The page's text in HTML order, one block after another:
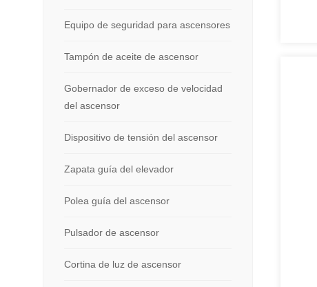
Equipo de seguridad para ascensores
Tampón de aceite de ascensor
Gobernador de exceso de velocidad
del ascensor
Dispositivo de tensión del ascensor
Zapata guía del elevador
Polea guía del ascensor
Pulsador de ascensor
Cortina de luz de ascensor